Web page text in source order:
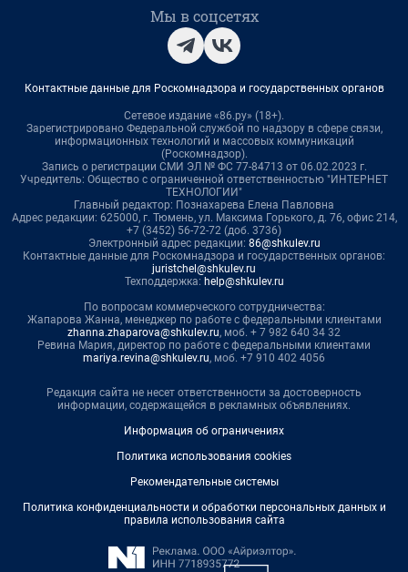
Мы в соцсетях
Контактные данные для Роскомнадзора и государственных органов
Сетевое издание «86.ру» (18+).
Зарегистрировано Федеральной службой по надзору в сфере связи,
информационных технологий и массовых коммуникаций
(Роскомнадзор).
Запись о регистрации СМИ ЭЛ № ФС 77-84713 от 06.02.2023 г.
Учредитель: Общество с ограниченной ответственностью "ИНТЕРНЕТ
ТЕХНОЛОГИИ"
Главный редактор: Познахарева Елена Павловна
Адрес редакции: 625000, г. Тюмень, ул. Максима Горького, д. 76, офис 214,
+7 (3452) 56-72-72 (доб. 3736)
Электронный адрес редакции: 86@shkulev.ru
Контактные данные для Роскомнадзора и государственных органов:
juristchel@shkulev.ru
Техподдержка: help@shkulev.ru
По вопросам коммерческого сотрудничества:
Жапарова Жанна, менеджер по работе с федеральными клиентами
zhanna.zhaparova@shkulev.ru, моб. + 7 982 640 34 32
Ревина Мария, директор по работе с федеральными клиентами
mariya.revina@shkulev.ru, моб. +7 910 402 4056
Редакция сайта не несет ответственности за достоверность
информации, содержащейся в рекламных объявлениях.
Информация об ограничениях
Политика использования cookies
Рекомендательные системы
Политика конфиденциальности и обработки персональных данных и
правила использования сайта